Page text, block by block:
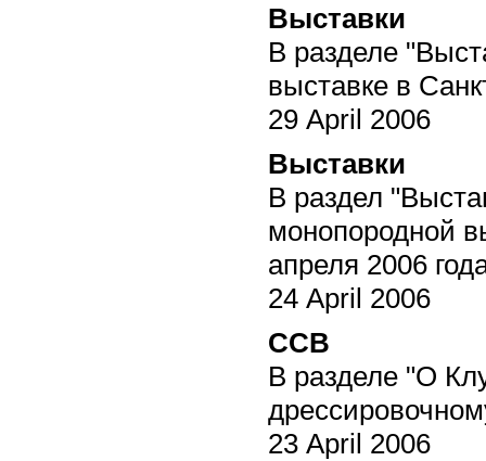
Выставки
В разделе
выставке в
29 April 2006
Выставки
В раздел
монопородной
апреля 2006
24 April 2006
ССВ
В разделе "О
23 April 2006